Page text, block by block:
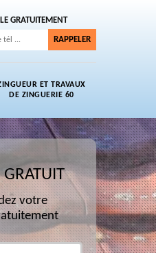
GRATUITEMENT
ET TRAVAUX
DE ZINGUERIE 60
GRATUIT
votre